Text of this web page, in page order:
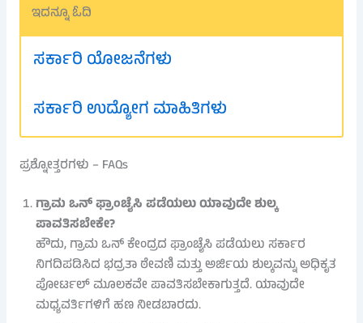
ಇದನ್ನೂ ಓದಿ
ಸರ್ಕಾರಿ ಯೋಜನೆಗಳು
ಸರ್ಕಾರಿ ಉದ್ಯೋಗ ಮಾಹಿತಿಗಳು
ಪ್ರಶ್ನೋತ್ತರಗಳು – FAQs
ಗ್ರಾಮ ಒನ್ ಫ್ರಾಂಚೈಸಿ ಪಡೆಯಲು ಯಾವುದೇ ಶುಲ್ಕ
ಪಾವತಿಸಬೇಕೇ?
ಹೌದು, ಗ್ರಾಮ ಒನ್ ಕೇಂದ್ರದ ಫ್ರಾಂಚೈಸಿ ಪಡೆಯಲು ಸರ್ಕಾರ
ನಿಗದಿಪಡಿಸಿದ ಭದ್ರತಾ ಠೇವಣಿ ಮತ್ತು ಅರ್ಜಿಯ ಶುಲ್ಕವನ್ನು ಅಧಿಕೃತ
ಪೋರ್ಟಲ್ ಮೂಲಕವೇ ಪಾವತಿಸಬೇಕಾಗುತ್ತದೆ. ಯಾವುದೇ
ಮಧ್ಯವರ್ತಿಗಳಿಗೆ ಹಣ ನೀಡಬಾರದು.